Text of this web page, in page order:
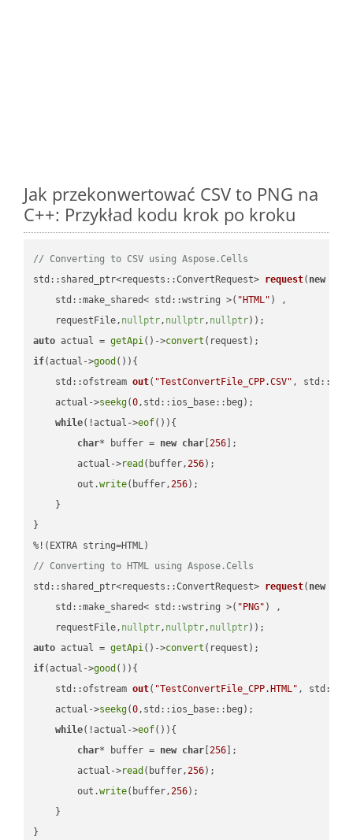
Jak przekonwertować CSV to PNG na
C++: Przykład kodu krok po kroku
// Converting to CSV using Aspose.Cells
std::shared_ptr<requests::ConvertRequest> request( new
    std::make_shared< std::wstring >(
"HTML" ) ,
    requestFile,
nullptr, nullptr, nullptr))
auto actual = getApi()->convert
if(actual->good ()){
std::ofstream out( "TestConvertFile_CPP.CSV" ,
    actual->
seekg(0,std::ios_base::beg);
while(!actual->eof()){
char* buffer = new char [256 ];
        actual->
read (buffer,256);
        out.
write(buffer,256);
    }
}
// Converting to HTML using Aspose.Cells
std::shared_ptr<requests::ConvertRequest> request( new
    std::make_shared< std::wstring >(
"PNG" ) ,
    requestFile,
nullptr, nullptr, nullptr))
auto actual = getApi()->convert
if(actual->good ()){
std::ofstream out( "TestConvertFile_CPP.HTML" ,
    actual->
seekg(0,std::ios_base::beg);
while(!actual->eof()){
char* buffer = new char [256 ];
        actual->
read (buffer,256);
        out.
write(buffer,256);
    }
}